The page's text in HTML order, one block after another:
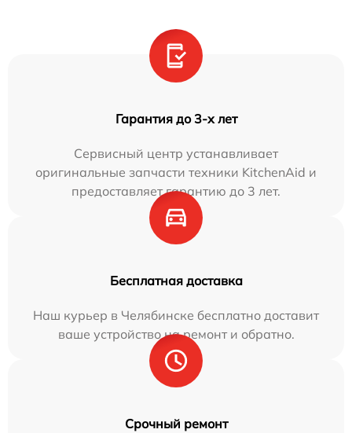
Гарантия до 3-х лет
Сервисный центр устанавливает
оригинальные запчасти техники KitchenAid и
предоставляет гарантию до 3 лет.
Бесплатная доставка
Наш курьер в Челябинске бесплатно доставит
ваше устройство на ремонт и обратно.
Срочный ремонт